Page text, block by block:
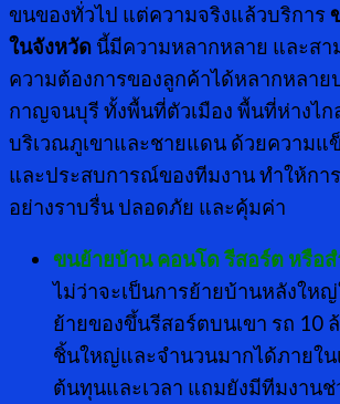
ขนของทั่วไป แต่ความจริงแล้วบริการ
ในจังหวัด นี้มีความหลากหลาย และส
ความต้องการของลูกค้าได้หลากหลาย
กาญจนบุรี ทั้งพื้นที่ตัวเมือง พื้นที่ห่างไ
บริเวณภูเขาและชายแดน ด้วยความแ
และประสบการณ์ของทีมงาน ทำให้กา
อย่างราบรื่น ปลอดภัย และคุ้มค่า
ขนย้ายบ้าน คอนโด รีสอร์ต หรือ
ไม่ว่าจะเป็นการย้ายบ้านหลังใหญ่
ย้ายของขึ้นรีสอร์ตบนเขา รถ 10
ชิ้นใหญ่และจำนวนมากได้ภายใน
ต้นทุนและเวลา แถมยังมีทีมงาน